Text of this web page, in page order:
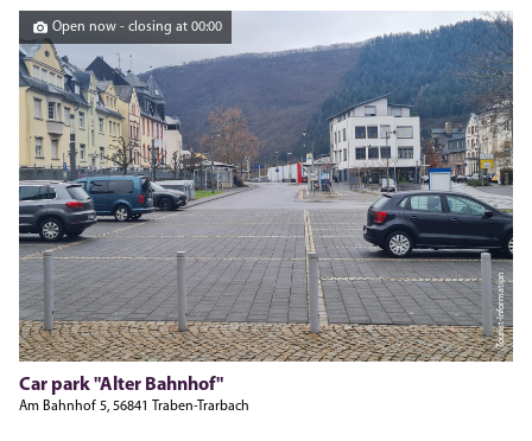
Tourist-Information
Open now - closing at 00:00
Car park "Alter Bahnhof"
Am Bahnhof 5, 56841 Traben-Trarbach